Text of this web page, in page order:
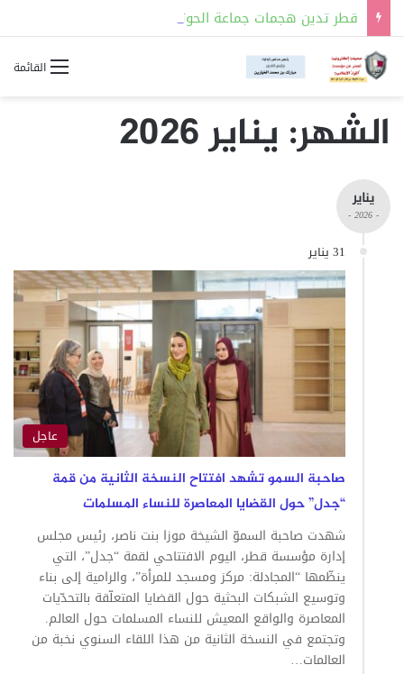
القائمة
الشهر: يناير 2026
يناير
- 2026 -
31 يناير
عاجل
صاحبة السمو تشهد افتتاح النسخة الثانية من قمة
“جدل” حول القضايا المعاصرة للنساء المسلمات
شهدت صاحبة السموّ الشيخة موزا بنت ناصر، رئيس مجلس
إدارة مؤسسة قطر، اليوم الافتتاحي لقمة “جدل”، التي
ينظّمها “المجادلة: مركز ومسجد للمرأة”، والرامية إلى بناء
وتوسيع الشبكات البحثية حول القضايا المتعلّقة بالتحدّيات
المعاصرة والواقع المعيش للنساء المسلمات حول العالم.
وتجتمع في النسخة الثانية من هذا اللقاء السنوي نخبة من
العالمات…